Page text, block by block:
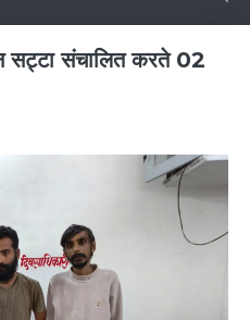
सट्टा संचालित करते 02